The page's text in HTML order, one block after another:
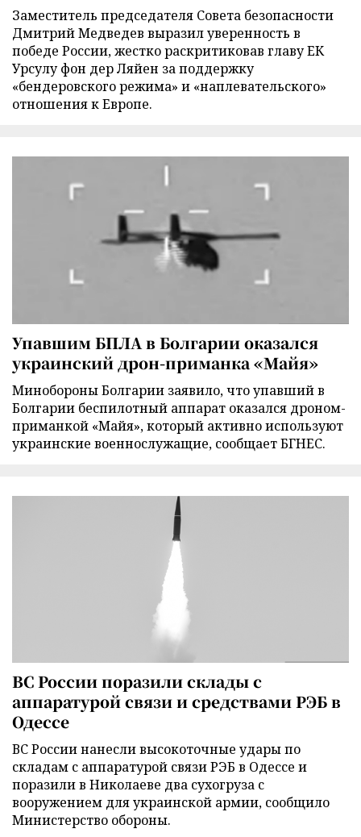
Заместитель председателя Совета безопасности
Дмитрий Медведев выразил уверенность в
победе России, жестко раскритиковав главу ЕК
Урсулу фон дер Ляйен за поддержку
«бендеровского режима» и «наплевательского»
отношения к Европе.
Упавшим БПЛА в Болгарии оказался
украинский дрон-приманка «Майя»
Минобороны Болгарии заявило, что упавший в
Болгарии беспилотный аппарат оказался дроном-
приманкой «Майя», который активно используют
украинские военнослужащие, сообщает БГНЕС.
ВС России поразили склады с
аппаратурой связи и средствами РЭБ в
Одессе
ВС России нанесли высокоточные удары по
складам с аппаратурой связи РЭБ в Одессе и
поразили в Николаеве два сухогруза с
вооружением для украинской армии, сообщило
Министерство обороны.